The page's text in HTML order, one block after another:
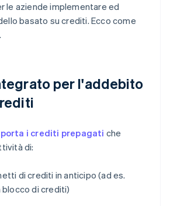
le aziende implementare ed
basato su crediti. Ecco come
per l'addebito
i crediti prepagati che
di:
di crediti in anticipo (ad es.
di crediti)